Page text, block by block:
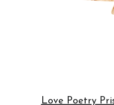
Love Poetry